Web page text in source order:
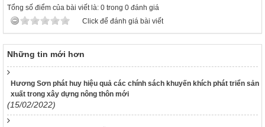
Tổng số điểm của bài viết là: 0 trong 0 đánh giá
Click để đánh giá bài viết
Những tin mới hơn
Hương Sơn phát huy hiệu quả các chính sách khuyến khích phát triển sản
xuất trong xây dựng nông thôn mới
(15/02/2022)